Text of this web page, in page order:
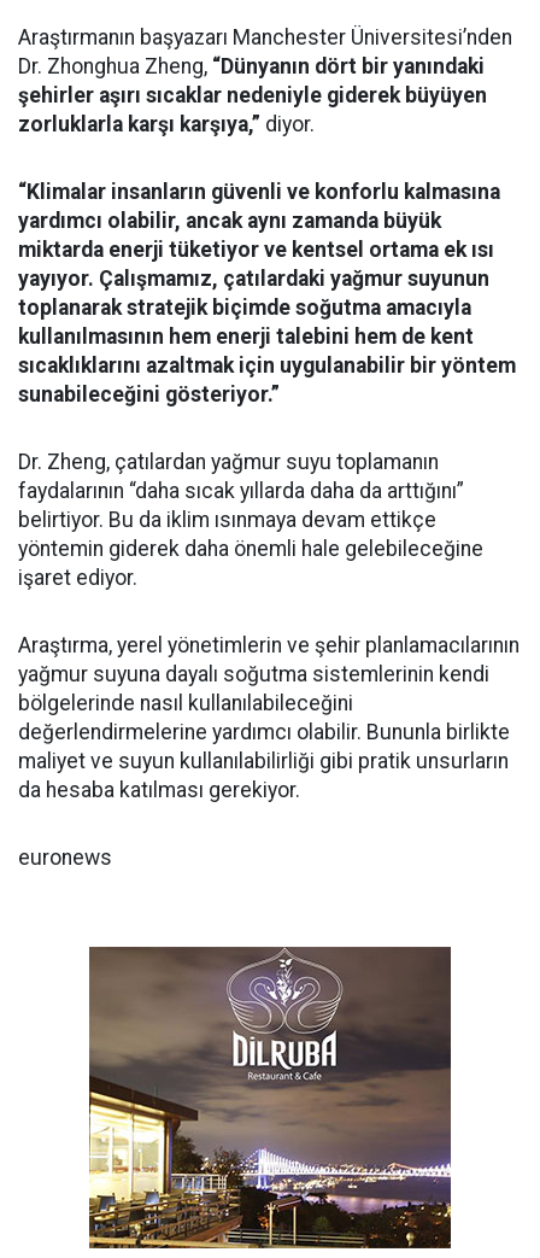
Araştırmanın başyazarı Manchester Üniversitesi’nden
Dr. Zhonghua Zheng, “Dünyanın dört bir yanındaki
şehirler aşırı sıcaklar nedeniyle giderek büyüyen
zorluklarla karşı karşıya,” diyor.
“Klimalar insanların güvenli ve konforlu kalmasına
yardımcı olabilir, ancak aynı zamanda büyük
miktarda enerji tüketiyor ve kentsel ortama ek ısı
yayıyor. Çalışmamız, çatılardaki yağmur suyunun
toplanarak stratejik biçimde soğutma amacıyla
kullanılmasının hem enerji talebini hem de kent
sıcaklıklarını azaltmak için uygulanabilir bir yöntem
sunabileceğini gösteriyor.”
Dr. Zheng, çatılardan yağmur suyu toplamanın
faydalarının “daha sıcak yıllarda daha da arttığını”
belirtiyor. Bu da iklim ısınmaya devam ettikçe
yöntemin giderek daha önemli hale gelebileceğine
işaret ediyor.
Araştırma, yerel yönetimlerin ve şehir planlamacılarının
yağmur suyuna dayalı soğutma sistemlerinin kendi
bölgelerinde nasıl kullanılabileceğini
değerlendirmelerine yardımcı olabilir. Bununla birlikte
maliyet ve suyun kullanılabilirliği gibi pratik unsurların
da hesaba katılması gerekiyor.
euronews